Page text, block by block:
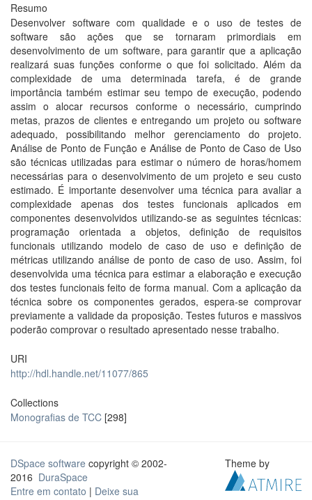
Resumo
Desenvolver software com qualidade e o uso de testes de
software são ações que se tornaram primordiais em
desenvolvimento de um software, para garantir que a aplicação
realizará suas funções conforme o que foi solicitado. Além da
complexidade de uma determinada tarefa, é de grande
importância também estimar seu tempo de execução, podendo
assim o alocar recursos conforme o necessário, cumprindo
metas, prazos de clientes e entregando um projeto ou software
adequado, possibilitando melhor gerenciamento do projeto.
Análise de Ponto de Função e Análise de Ponto de Caso de Uso
são técnicas utilizadas para estimar o número de horas/homem
necessárias para o desenvolvimento de um projeto e seu custo
estimado. É importante desenvolver uma técnica para avaliar a
complexidade apenas dos testes funcionais aplicados em
componentes desenvolvidos utilizando-se as seguintes técnicas:
programação orientada a objetos, definição de requisitos
funcionais utilizando modelo de caso de uso e definição de
métricas utilizando análise de ponto de caso de uso. Assim, foi
desenvolvida uma técnica para estimar a elaboração e execução
dos testes funcionais feito de forma manual. Com a aplicação da
técnica sobre os componentes gerados, espera-se comprovar
previamente a validade da proposição. Testes futuros e massivos
poderão comprovar o resultado apresentado nesse trabalho.
URI
http://hdl.handle.net/11077/865
Collections
Monografias de TCC [298]
DSpace software copyright © 2002-
2016 DuraSpace
Entre em contato | Deixe sua
Theme by